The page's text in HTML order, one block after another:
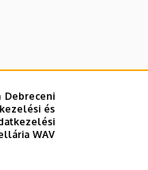
és
WAV